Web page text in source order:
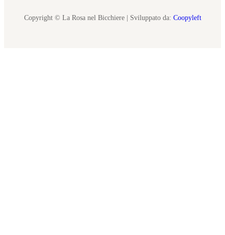
Copyright © La Rosa nel Bicchiere | Sviluppato da: Coopyleft